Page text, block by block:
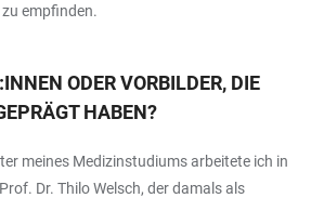
empfinden.
ODER VORBILDER, DIE
HABEN?
meines Medizinstudiums arbeitete ich in
Dr. Thilo Welsch, der damals als